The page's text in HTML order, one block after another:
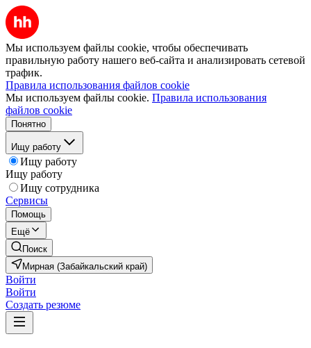
Мы используем файлы cookie, чтобы обеспечивать
правильную работу нашего веб-сайта и анализировать сетевой
трафик.
Правила использования файлов cookie
Мы используем файлы cookie. Правила использования
файлов cookie
Понятно
Ищу работу
Ищу работу
Ищу работу
Ищу сотрудника
Сервисы
Помощь
Ещё
Поиск
Мирная (Забайкальский край)
Войти
Войти
Создать резюме